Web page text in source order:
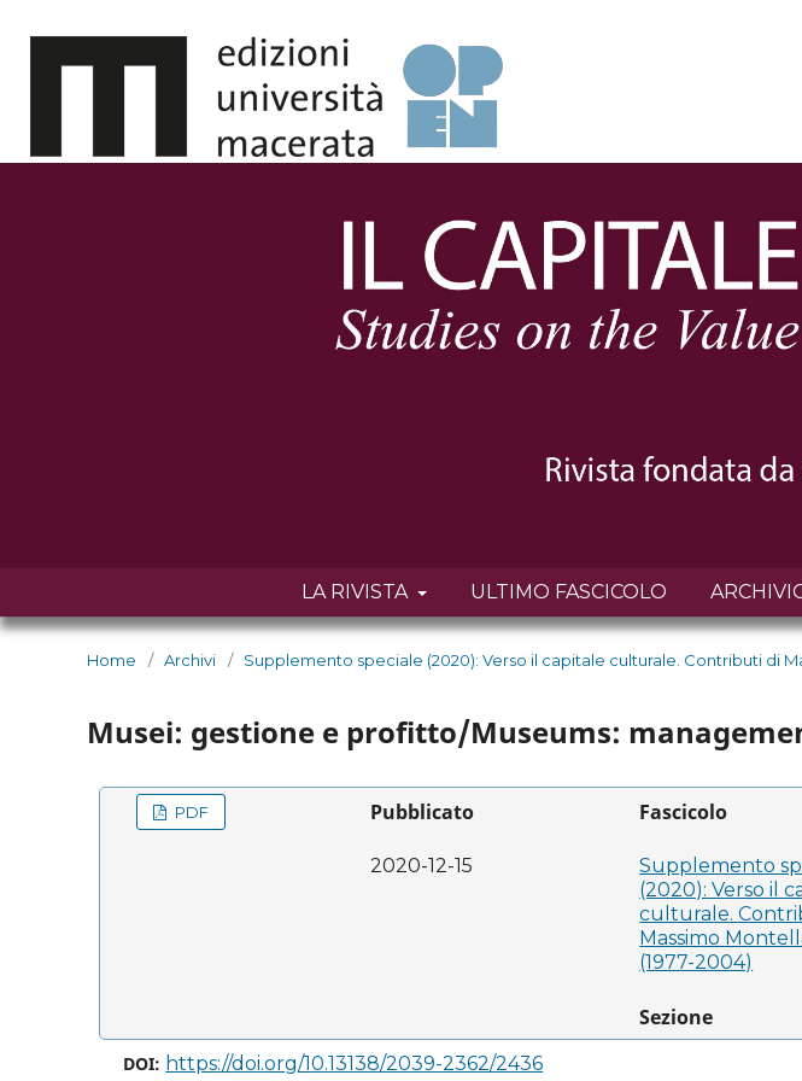
LA RIVISTA ULTIMO FASCICOLO
Home / Archivi / Supplemento speciale (2020): Verso il capitale culturale. Contributi di
Musei: gestione e profitto/Museums:
PDF Pubblicato
2020-12-15
Fascicolo
Supplemento
(2020): Verso il
culturale.
Massimo
(1977-2004)
Sezione
DOI: https://doi.org/10.13138/2039-2362/2436